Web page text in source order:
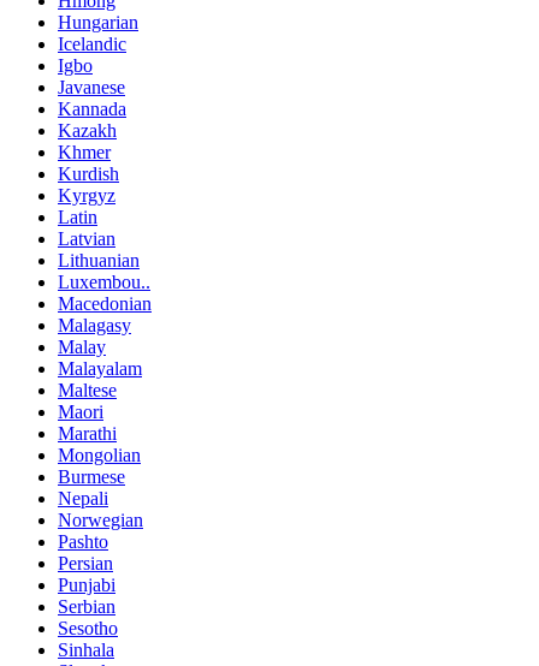
Hungarian
Icelandic
Igbo
Javanese
Kannada
Kazakh
Khmer
Kurdish
Kyrgyz
Latin
Latvian
Lithuanian
Luxembou..
Macedonian
Malagasy
Malay
Malayalam
Maltese
Maori
Marathi
Mongolian
Burmese
Nepali
Norwegian
Pashto
Persian
Punjabi
Serbian
Sesotho
Sinhala